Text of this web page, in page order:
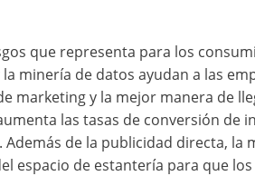
que representa para los
minería de datos ayudan a las
marketing y la mejor manera de
las tasas de conversión de
de la publicidad directa, la
espacio de estantería para que